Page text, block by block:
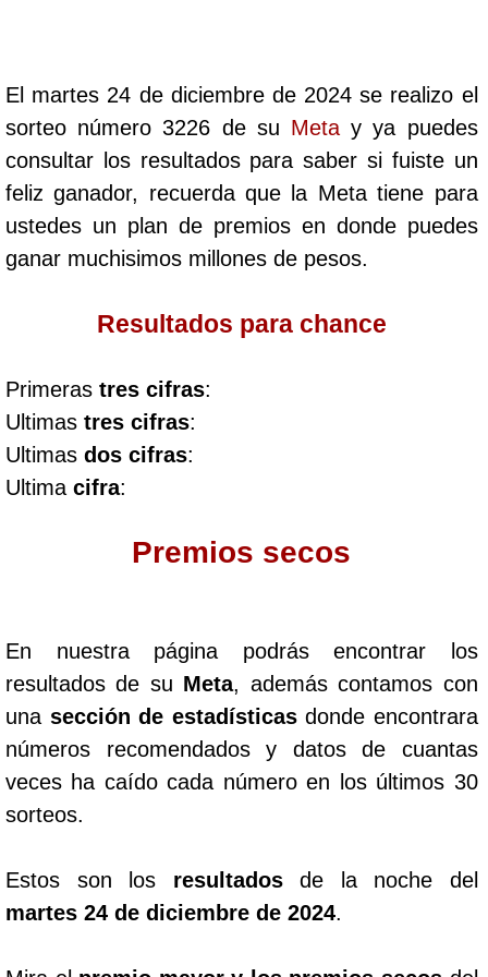
Cafeterito Noche
Caribeña Día
Caribeña Noche
Culona día
Culona noche
Dorado Mañana
Dorado Noche
Fantástica Día
Fantástica Noche
Motilon Tarde
El martes 24 de diciembre de 2024 se realizo el
sorteo número 3226 de su Metay ya puedes
consultar los resultados para saber si fuiste un
feliz ganador, recuerda que la Meta tiene para
ustedes un plan de premios en donde puedes
ganar muchisimos millones de pesos.
Resultados para chance
Primeras tres cifras:
Ultimas tres cifras:
Ultimas dos cifras:
Ultima cifra:
Premios secos
En nuestra página podrás encontrar los
resultados de su Meta, además contamos con
una sección de estadísticasdonde encontrara
números recomendados y datos de cuantas
veces ha caído cada número en los últimos 30
sorteos.
Estos son los resultadosde la noche del
martes 24 de diciembre de 2024.